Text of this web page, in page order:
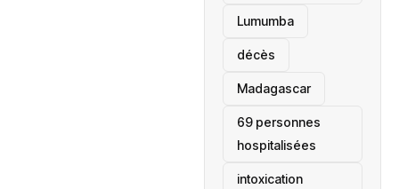
Lumumba
décès
‎Madagascar
69 personnes
hospitalisées
intoxication